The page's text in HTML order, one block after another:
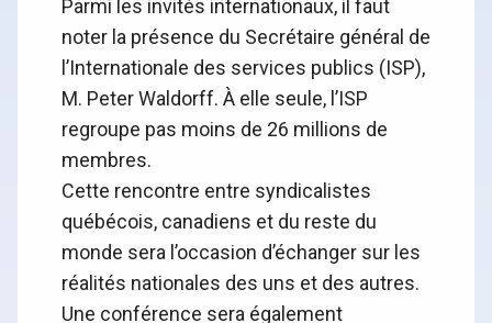
Parmi les invités internationaux, il faut
noter la présence du Secrétaire général de
l’Internationale des services publics (ISP),
M. Peter Waldorff. À elle seule, l’ISP
regroupe pas moins de 26 millions de
membres.
Cette rencontre entre syndicalistes
québécois, canadiens et du reste du
monde sera l’occasion d’échanger sur les
réalités nationales des uns et des autres.
Une conférence sera également